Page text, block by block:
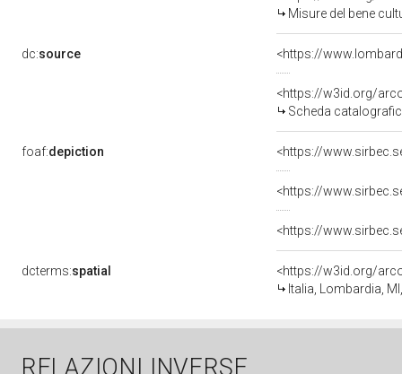
Misure del bene
dc:source <https://
<https://w3id.org/
Scheda
foaf:depiction
dcterms:spatial
<https://w3id.org/
Italia, Lombardia,
RELAZIONI INVERSE